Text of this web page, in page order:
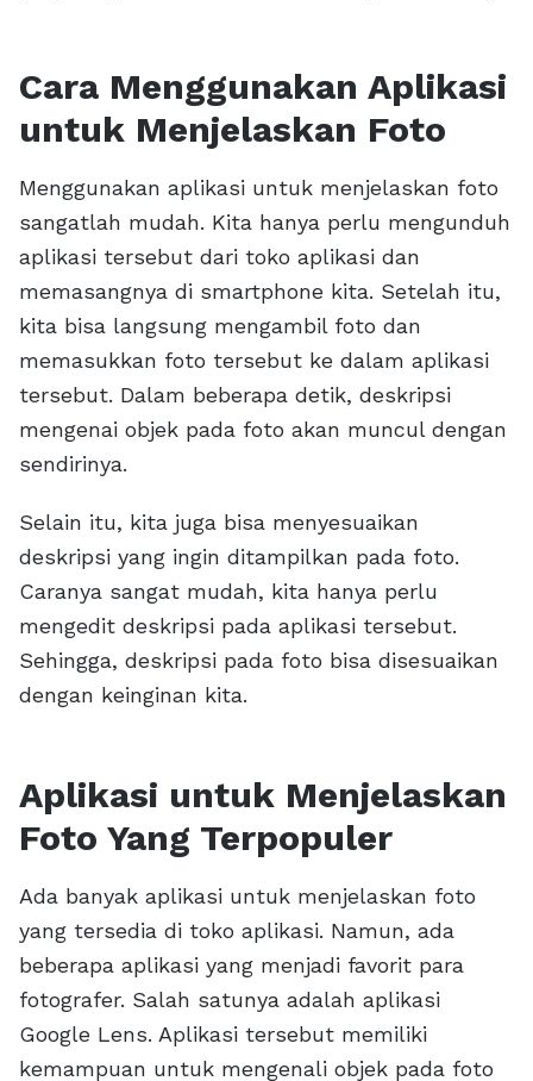
Cara Menggunakan Aplikasi
untuk Menjelaskan Foto
Menggunakan aplikasi untuk menjelaskan foto
sangatlah mudah. Kita hanya perlu mengunduh
aplikasi tersebut dari toko aplikasi dan
memasangnya di smartphone kita. Setelah itu,
kita bisa langsung mengambil foto dan
memasukkan foto tersebut ke dalam aplikasi
tersebut. Dalam beberapa detik, deskripsi
mengenai objek pada foto akan muncul dengan
sendirinya.
Selain itu, kita juga bisa menyesuaikan
deskripsi yang ingin ditampilkan pada foto.
Caranya sangat mudah, kita hanya perlu
mengedit deskripsi pada aplikasi tersebut.
Sehingga, deskripsi pada foto bisa disesuaikan
dengan keinginan kita.
Aplikasi untuk Menjelaskan
Foto Yang Terpopuler
Ada banyak aplikasi untuk menjelaskan foto
yang tersedia di toko aplikasi. Namun, ada
beberapa aplikasi yang menjadi favorit para
fotografer. Salah satunya adalah aplikasi
Google Lens. Aplikasi tersebut memiliki
kemampuan untuk mengenali objek pada foto